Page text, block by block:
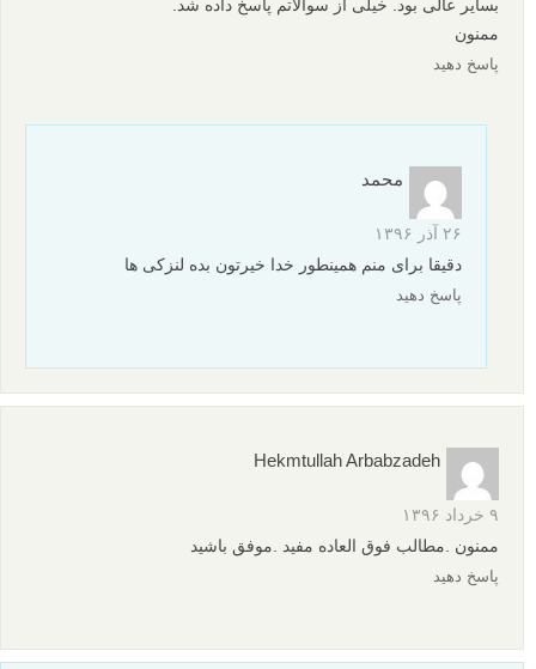
بسایر عالی بود. خیلی از سوالاتم پاسخ داده شد.
ممنون
پاسخ دهید
محمد
۲۶ آذر ۱۳۹۶
دقیقا برای منم همینطور خدا خیرتون بده لنزکی ها
پاسخ دهید
Hekmtullah Arbabzadeh
۹ خرداد ۱۳۹۶
ممنون .مطالب فوق العاده مفید .موفق باشید
پاسخ دهید